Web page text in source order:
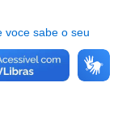
voce sabe o seu
e câncer